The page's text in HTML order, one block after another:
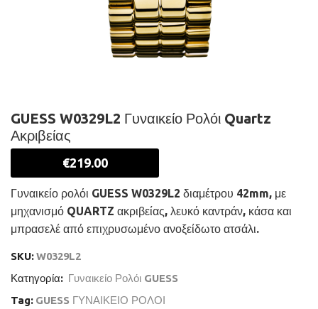
GUESS W0329L2 Γυναικείο Ρολόι Quartz
Ακριβείας
€219.00
Γυναικείο ρολόι GUESS W0329L2 διαμέτρου 42mm, με
μηχανισμό QUARTZ ακριβείας, λευκό καντράν, κάσα και
μπρασελέ από επιχρυσωμένο ανοξείδωτο ατσάλι.
SKU:W0329L2
Κατηγορία: Γυναικείο Ρολόι GUESS
Tag: GUESS ΓΥΝΑΙΚΕΙΟ ΡΟΛΟΙ